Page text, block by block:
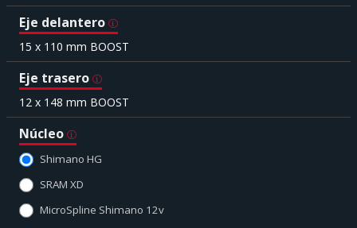
Eje delantero
15 x 110 mm BOOST
Eje trasero
12 x 148 mm BOOST
Núcleo
Shimano HG
SRAM XD
MicroSpline Shimano 12v